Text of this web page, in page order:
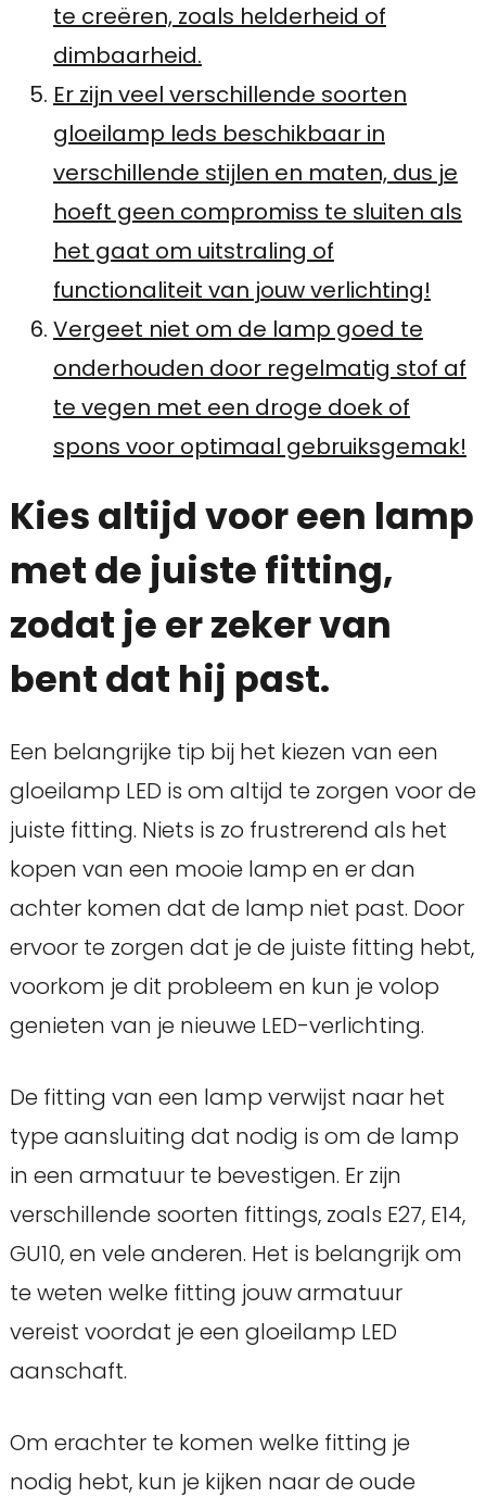
te creëren, zoals helderheid of
dimbaarheid.
Er zijn veel verschillende soorten
gloeilamp leds beschikbaar in
verschillende stijlen en maten, dus je
hoeft geen compromiss te sluiten als
het gaat om uitstraling of
functionaliteit van jouw verlichting!
Vergeet niet om de lamp goed te
onderhouden door regelmatig stof af
te vegen met een droge doek of
spons voor optimaal gebruiksgemak!
Kies altijd voor een lamp
met de juiste fitting,
zodat je er zeker van
bent dat hij past.
Een belangrijke tip bij het kiezen van een
gloeilamp LED is om altijd te zorgen voor de
juiste fitting. Niets is zo frustrerend als het
kopen van een mooie lamp en er dan
achter komen dat de lamp niet past. Door
ervoor te zorgen dat je de juiste fitting hebt,
voorkom je dit probleem en kun je volop
genieten van je nieuwe LED-verlichting.
De fitting van een lamp verwijst naar het
type aansluiting dat nodig is om de lamp
in een armatuur te bevestigen. Er zijn
verschillende soorten fittings, zoals E27, E14,
GU10, en vele anderen. Het is belangrijk om
te weten welke fitting jouw armatuur
vereist voordat je een gloeilamp LED
aanschaft.
Om erachter te komen welke fitting je
nodig hebt, kun je kijken naar de oude